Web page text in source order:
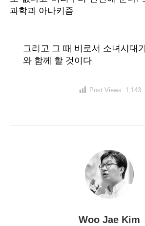
과학과 아나키즘
그리고 그 때 비로서 소녀시대
와 함께 할 것이다
Post Views: 1,143
Woo Jae Kim